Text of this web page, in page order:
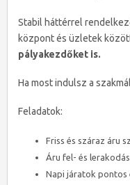
Stabil háttérrel
központ és üzletek
pályakezdőket is.
Ha most indulsz a
Feladatok:
Friss és száraz áru
Áru fel- és
Napi járatok pontos